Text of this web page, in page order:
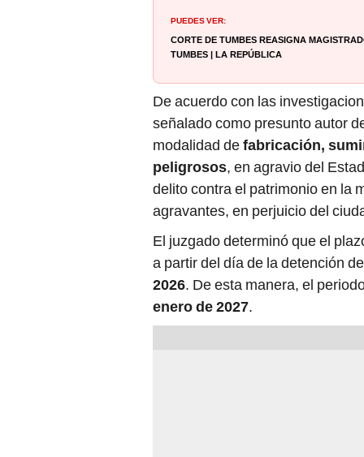
PUEDES VER:
Corte de Tumbes reasigna
tumbes | La República
De acuerdo con las
señalado como presunto autor
modalidad defabricación,
peligrosos, en agravio del
delito contra el patrimonio en la
agravantes, en perjuicio del
El juzgado determinó que el
a partir del día de la detención
2026. De esta manera, el
enero de 2027.